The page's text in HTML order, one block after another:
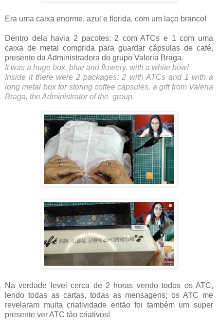
Era uma caixa enorme, azul e florida, com um laço branco!
Dentro dela havia 2 pacotes: 2 com ATCs e 1 com uma
caixa de metal comprida para guardar cápsulas de café,
presente da Administradora do grupo Valeria Braga.
It was a huge box, blue and flowery, with a white bow!
Inside it there were 2 packages: 2 with ATCs and 1 with a
long metal box for storing coffee capsules, a gift from Valeria
Braga, the Administrator of the group.
Na verdade levei cerca de 2 horas vendo todos os ATC,
lendo todas as cartas, todas as mensagens; os ATC me
revelaram muita criatividade então foi também um super
presente ver ATC tão criativos!